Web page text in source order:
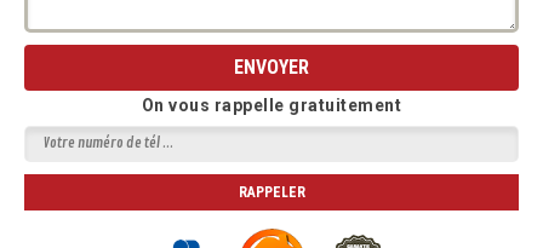
On vous rappelle gratuitement